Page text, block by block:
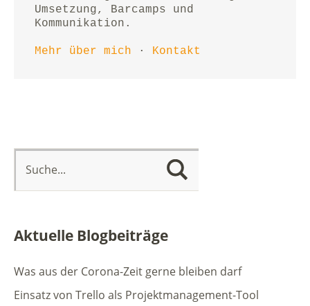
Umsetzung, Barcamps und
Kommunikation.
Mehr über mich · Kontakt
Aktuelle Blogbeiträge
Was aus der Corona-Zeit gerne bleiben darf
Einsatz von Trello als Projektmanagement-Tool